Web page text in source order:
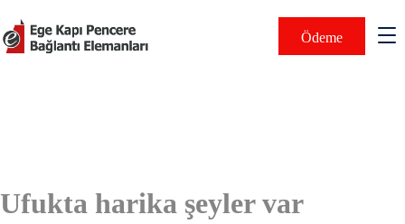
Ödeme
Ufukta harika şeyler var